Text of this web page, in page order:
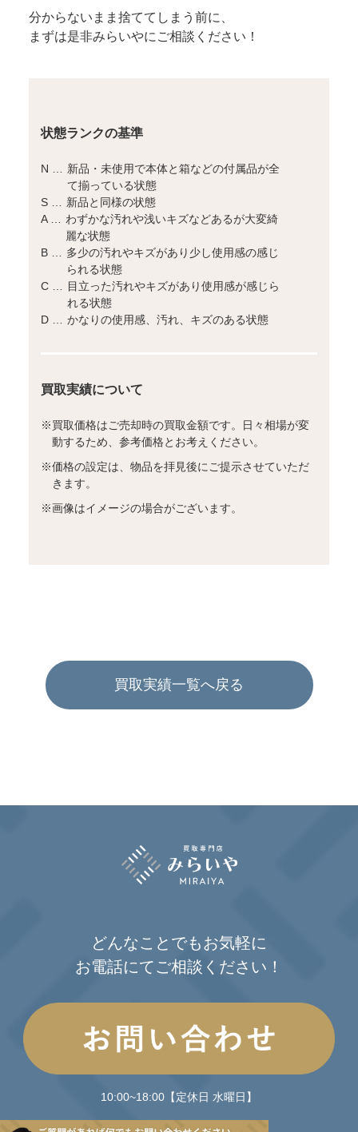
分からないまま捨ててしまう前に、
まずは是非みらいやにご相談ください！
状態ランクの基準
N … 新品・未使用で本体と箱などの付属品が全
て揃っている状態
S … 新品と同様の状態
A … わずかな汚れや浅いキズなどあるが大変綺
麗な状態
B … 多少の汚れやキズがあり少し使用感の感じ
られる状態
C … 目立った汚れやキズがあり使用感が感じら
れる状態
D … かなりの使用感、汚れ、キズのある状態
買取実績について
※買取価格はご売却時の買取金額です。日々相場が変
動するため、参考価格とお考えください。
※価格の設定は、物品を拝見後にご提示させていただ
きます。
※画像はイメージの場合がございます。
買取実績一覧へ戻る
どんなことでもお気軽に
お電話にてご相談ください！
10:00~18:00【定休日 水曜日】